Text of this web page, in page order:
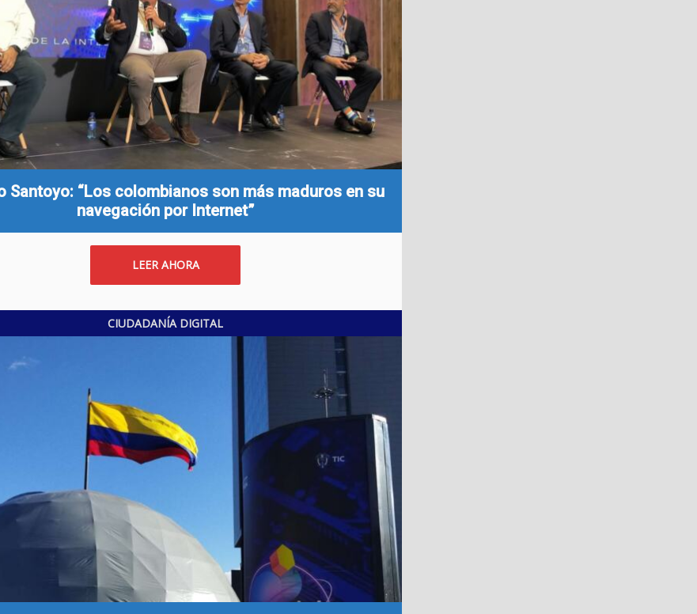
Santoyo: “Los colombianos son más maduros en su
navegación por Internet”
LEER AHORA
CIUDADANÍA DIGITAL